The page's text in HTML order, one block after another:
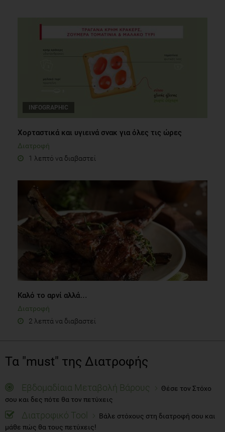
INFOGRAPHIC
Χορταστικά και υγιεινά σνακ για όλες τις ώρες
Διατροφή
1 λεπτό να διαβαστεί
Καλό το αρνί αλλά…
Διατροφή
2 λεπτά να διαβαστεί
Τα "must" της Διατροφής
Εβδομαδίαια Μεταβολή Βάρους
Θέσε τον Στόχο
σου και δες πότε θα τον πετύχεις
Διατροφικό Tool
Βάλε στόχους στη διατροφή σου και
μάθε πώς θα τους πετύχεις!